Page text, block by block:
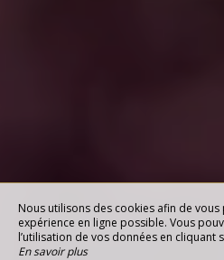
Nous utilisons des cookies afin de
expérience en ligne possible. Vous
l’utilisation de vos données en cliquant
En savoir plus